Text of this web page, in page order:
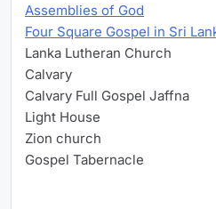
Assemblies of God
Four Square Gospel in Sri
Lanka Lutheran Church
Calvary
Calvary Full Gospel Jaffna
Light House
Zion church
Gospel Tabernacle